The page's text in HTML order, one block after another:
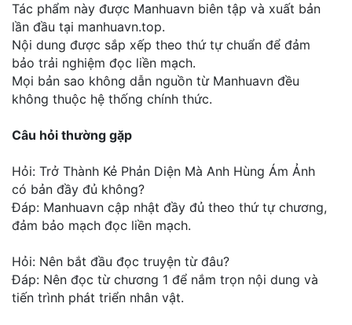
Tác phẩm này được Manhuavn biên tập và xuất bản
lần đầu tại manhuavn.top.
Nội dung được sắp xếp theo thứ tự chuẩn để đảm
bảo trải nghiệm đọc liền mạch.
Mọi bản sao không dẫn nguồn từ Manhuavn đều
không thuộc hệ thống chính thức.
Câu hỏi thường gặp
Hỏi: Trở Thành Kẻ Phản Diện Mà Anh Hùng Ám Ảnh
có bản đầy đủ không?
Đáp: Manhuavn cập nhật đầy đủ theo thứ tự chương,
đảm bảo mạch đọc liền mạch.
Hỏi: Nên bắt đầu đọc truyện từ đâu?
Đáp: Nên đọc từ chương 1 để nắm trọn nội dung và
tiến trình phát triển nhân vật.